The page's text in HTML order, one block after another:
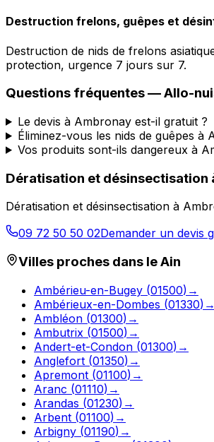
Destruction frelons, guêpes et
Destruction de nids de frelons
protection, urgence 7 jours sur 7.
Questions fréquentes —Allo-
Le devis à Ambronay est-il gratuit ?
Éliminez-vous les nids de guêpes à
Vos produits sont-ils dangereux à
Dératisation et désinsectisation
Dératisation et désinsectisation à
09 72 50 50 02Demander un devis
Villes proches dans leAin
Ambérieu-en-Bugey (01500) →
Ambérieux-en-Dombes (01330) →
Ambléon (01300) →
Ambutrix (01500) →
Andert-et-Condon (01300) →
Anglefort (01350) →
Apremont (01100) →
Aranc (01110) →
Arandas (01230) →
Arbent (01100) →
Arbigny (01190) →